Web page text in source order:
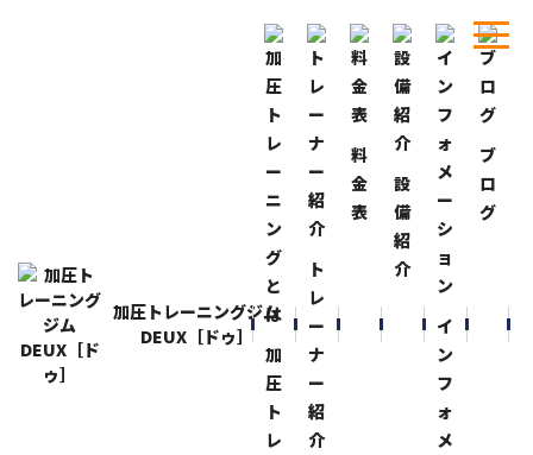
加圧トレーニングジム
DEUX［ドゥ］
加
圧
ト
レ
ト
レ
ー
ナ
ー
紹
介
料
金
表
設
備
紹
介
イ
ン
フ
ォ
メ
ブ
ロ
グ
クレーマージャパンのマスク！
クレーマージャパンのマスク！
2020-6-30
クレーマージャパンの田中先輩から
『ＪＯＧ ＭＡＳＫ』送って頂きました！